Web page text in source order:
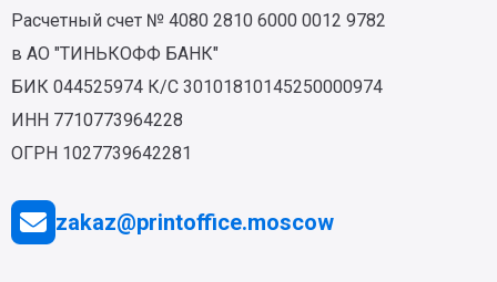
Расчетный счет № 4080 2810 6000 0012 9782
в АО "ТИНЬКОФФ БАНК"
БИК 044525974 К/С 30101810145250000974
ИНН 7710773964228
ОГРН 1027739642281
zakaz@printoffice.moscow